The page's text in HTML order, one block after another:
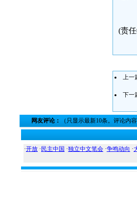
(责
上一
下一
网友评论： （只显示最新10条。评论内
·开放 · 民主中国 ·独立中文笔会 ·争鸣动向 ·